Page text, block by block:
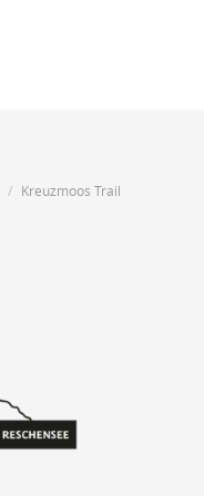
Kreuzmoos Trail